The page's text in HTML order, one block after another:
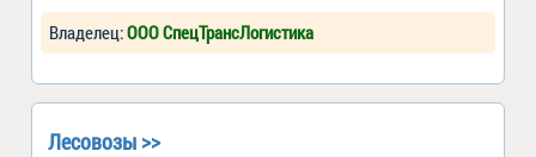
Владелец:ООО СпецТрансЛогистика
Лесовозы >>